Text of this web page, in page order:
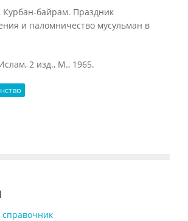
байрам. Праздник
и паломничество мусульман в
2 изд., М., 1965.